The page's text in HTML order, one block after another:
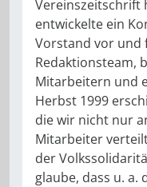
Vereinszeitschrift
entwickelte ein
Vorstand vor und
Redaktionsteam,
Mitarbeitern und
Herbst 1999
die wir nicht nur
Mitarbeiter
der
glaube, dass u. a.